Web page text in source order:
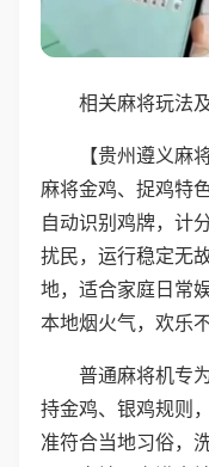
相关麻将玩法
【贵州遵义麻
麻将金鸡、捉鸡特
自动识别鸡牌，计
扰民，运行稳定无
地，适合家庭日常
本地烟火气，欢乐不
普通麻将机专
持金鸡、银鸡规则
准符合当地习俗，